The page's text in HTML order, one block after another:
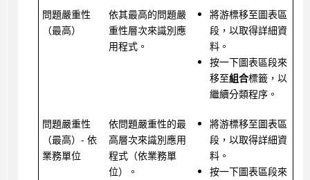
問題嚴重性
（最高）
依其最高的問題嚴
重性層次來識別應
用程式。
將游標移至圖表區
段，以取得詳細資
料。
按一下圖表區段來
移至組合標籤，以
繼續分類程序。
問題嚴重性
（最高）- 依
業務單位
依問題嚴重性的最
高層次來識別應用
程式（依業務單
位）。
將游標移至圖表區
段，以取得詳細資
料。
按一下圖表區段來